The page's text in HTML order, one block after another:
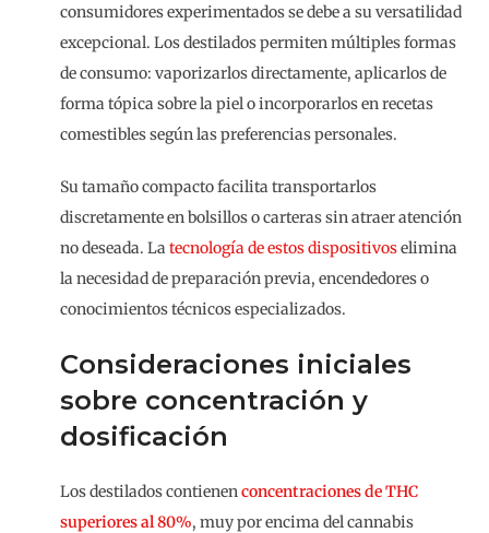
consumidores experimentados se debe a su versatilidad
excepcional. Los destilados permiten múltiples formas
de consumo: vaporizarlos directamente, aplicarlos de
forma tópica sobre la piel o incorporarlos en recetas
comestibles según las preferencias personales.
Su tamaño compacto facilita transportarlos
discretamente en bolsillos o carteras sin atraer atención
no deseada. La tecnología de estos dispositivoselimina
la necesidad de preparación previa, encendedores o
conocimientos técnicos especializados.
Consideraciones iniciales
sobre concentración y
dosificación
Los destilados contienenconcentraciones de THC
superiores al 80%, muy por encima del cannabis